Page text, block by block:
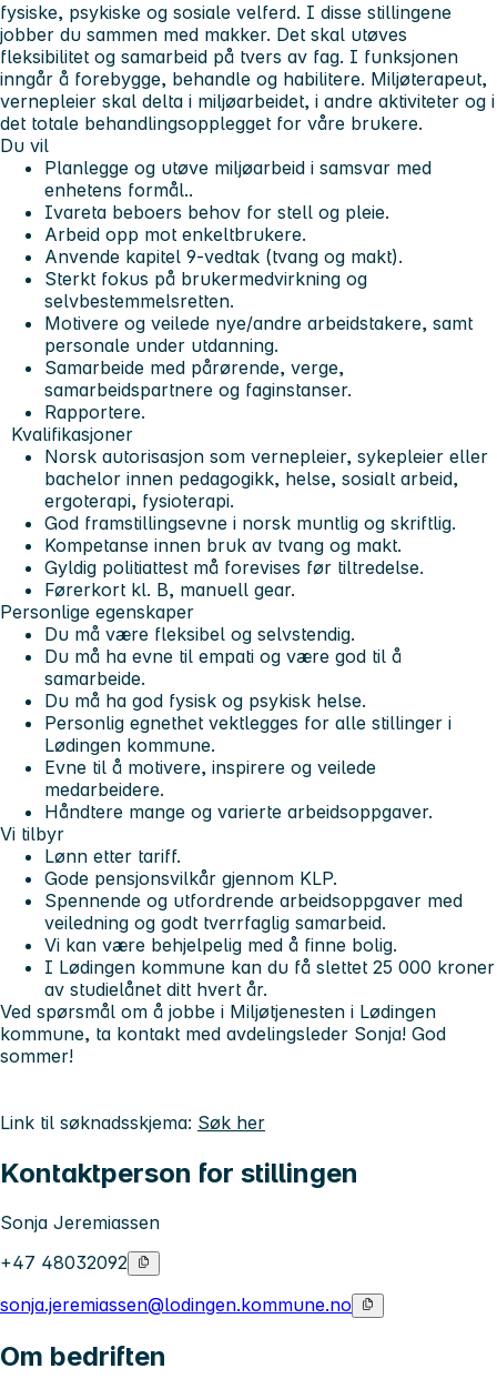
fysiske, psykiske og sosiale velferd. I disse stillingene
jobber du sammen med makker. Det skal utøves
fleksibilitet og samarbeid på tvers av fag. I funksjonen
inngår å forebygge, behandle og habilitere. Miljøterapeut,
vernepleier skal delta i miljøarbeidet, i andre aktiviteter og i
det totale behandlingsopplegget for våre brukere.
Du vil
Planlegge og utøve miljøarbeid i samsvar med
enhetens formål..
Ivareta beboers behov for stell og pleie.
Arbeid opp mot enkeltbrukere.
Anvende kapitel 9-vedtak (tvang og makt).
Sterkt fokus på brukermedvirkning og
selvbestemmelsretten.
Motivere og veilede nye/andre arbeidstakere, samt
personale under utdanning.
Samarbeide med pårørende, verge,
samarbeidspartnere og faginstanser.
Rapportere.
Kvalifikasjoner
Norsk autorisasjon som vernepleier, sykepleier eller
bachelor innen pedagogikk, helse, sosialt arbeid,
ergoterapi, fysioterapi.
God framstillingsevne i norsk muntlig og skriftlig.
Kompetanse innen bruk av tvang og makt.
Gyldig politiattest må forevises før tiltredelse.
Førerkort kl. B, manuell gear.
Personlige egenskaper
Du må være fleksibel og selvstendig.
Du må ha evne til empati og være god til å
samarbeide.
Du må ha god fysisk og psykisk helse.
Personlig egnethet vektlegges for alle stillinger i
Lødingen kommune.
Evne til å motivere, inspirere og veilede
medarbeidere.
Håndtere mange og varierte arbeidsoppgaver.
Vi tilbyr
Lønn etter tariff.
Gode pensjonsvilkår gjennom KLP.
Spennende og utfordrende arbeidsoppgaver med
veiledning og godt tverrfaglig samarbeid.
Vi kan være behjelpelig med å finne bolig.
I Lødingen kommune kan du få slettet 25 000 kroner
av studielånet ditt hvert år.
Ved spørsmål om å jobbe i Miljøtjenesten i Lødingen
kommune, ta kontakt med avdelingsleder Sonja! God
sommer!
Link til søknadsskjema: Søk her
Kontaktperson for stillingen
Sonja Jeremiassen
+47 48032092
sonja.jeremiassen@lodingen.kommune.no
Om bedriften